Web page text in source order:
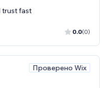
trust fast
0.0(0)
Проверено Wix